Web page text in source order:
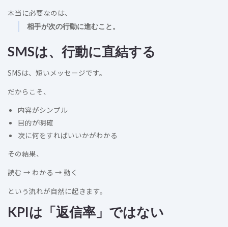
本当に必要なのは、
相手が次の行動に進むこと。
SMSは、行動に直結する
SMSは、短いメッセージです。
だからこそ、
内容がシンプル
目的が明確
次に何をすればいいかがわかる
その結果、
読む → わかる → 動く
という流れが自然に起きます。
KPIは「返信率」ではない